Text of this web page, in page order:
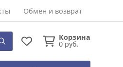
Обмен и возврат
Корзина
0 руб.